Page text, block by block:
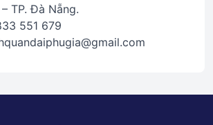
TP. Đà Nẵng.
551 679